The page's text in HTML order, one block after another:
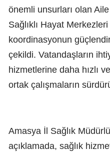
önemli unsurları olan
Sağlıklı Hayat
koordinasyonun
çekildi. Vatandaşların
hizmetlerine daha hızlı
ortak çalışmaların
Amasya İl Sağlık
açıklamada, sağlık